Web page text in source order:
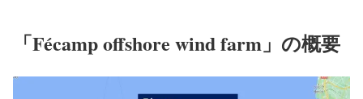
「Fécamp offshore wind farm」の概要